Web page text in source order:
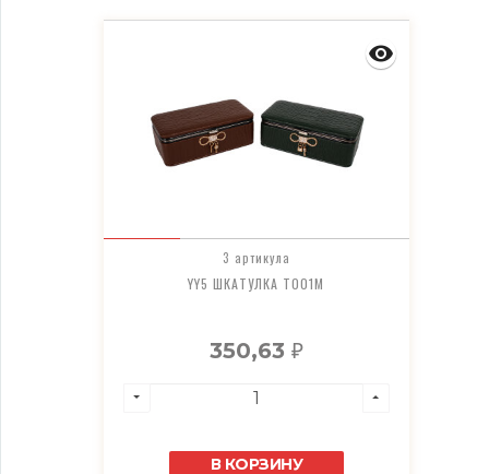
3 артикула
YY5 ШКАТУЛКА T001M
350,63 ₽
В КОРЗИНУ